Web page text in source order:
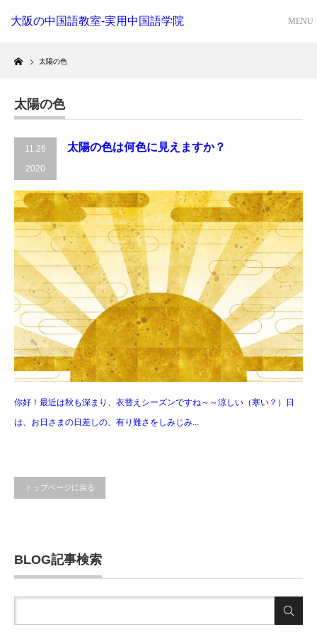
大阪の中国語教室-実用中国語学院
Home
太陽の色
太陽の色
11.26
2020
太陽の色は何色に見えますか？
你好！最近は秋も深まり、衣替えシーズンですね～～涼しい（寒い？）日
は、お日さまの日差しの、有り難さをしみじみ...
トップページに戻る
BLOG記事検索